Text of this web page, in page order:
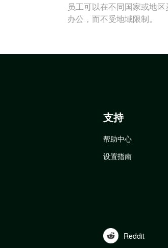
员工可以在不同国家或地区
办公，而不受地域限制。
支持
帮助中心
设置指南
Reddit